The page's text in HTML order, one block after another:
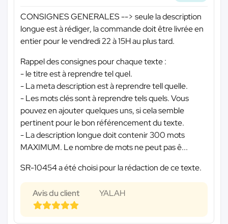
CONSIGNES GENERALES --> seule la description
longue est à rédiger, la commande doit être livrée en
entier pour le vendredi 22 à 15H au plus tard.
Rappel des consignes pour chaque texte :
- le titre est à reprendre tel quel.
- La meta description est à reprendre tell quelle.
- Les mots clés sont à reprendre tels quels. Vous
pouvez en ajouter quelques uns, si cela semble
pertinent pour le bon référencement du texte.
- La description longue doit contenir 300 mots
MAXIMUM. Le nombre de mots ne peut pas ê...
SR-10454 a été choisi pour la rédaction de ce texte.
Avis du client YALAH